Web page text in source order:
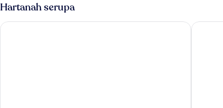
Hartanah serupa
Comfy Tok Sira Home Kuantan 5 BR The